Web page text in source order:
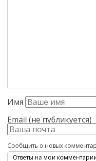
Имя
Email (не публикуется)
Сообщить о новых